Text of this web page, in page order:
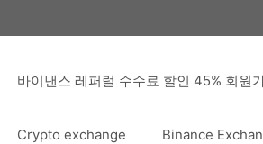
바이낸스 레퍼럴 수수료 할인 45% 회원
Crypto exchange Binance